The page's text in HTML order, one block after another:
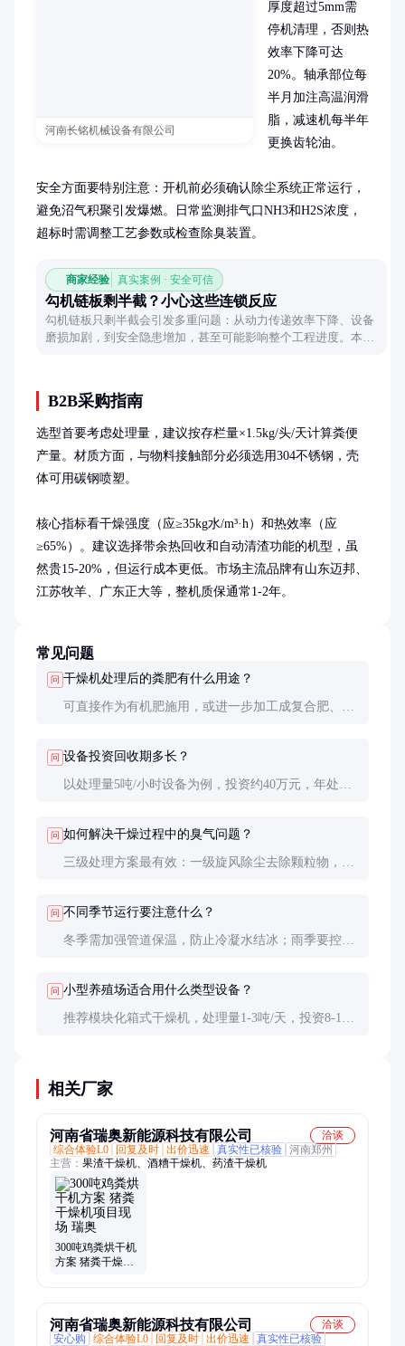
河南长铭机械设备有限公司
厚度超过5mm需
停机清理，否则热
效率下降可达
20%。轴承部位每
半月加注高温润滑
脂，减速机每半年
更换齿轮油。
安全方面要特别注意：开机前必须确认除尘系统正常运行，
避免沼气积聚引发爆燃。日常监测排气口NH3和H2S浓度，
超标时需调整工艺参数或检查除臭装置。
商家经验 真实案例 · 安全可信
勾机链板剩半截？小心这些连锁反应
勾机链板只剩半截会引发多重问题：从动力传递效率下降、设备
磨损加剧，到安全隐患增加，甚至可能影响整个工程进度。本文
B2B采购指南
选型首要考虑处理量，建议按存栏量×1.5kg/头/天计算粪便
产量。材质方面，与物料接触部分必须选用304不锈钢，壳
体可用碳钢喷塑。
核心指标看干燥强度（应≥35kg水/m³·h）和热效率（应
≥65%）。建议选择带余热回收和自动清渣功能的机型，虽
然贵15-20%，但运行成本更低。市场主流品牌有山东迈邦、
江苏牧羊、广东正大等，整机质保通常1-2年。
常见问题
问 干燥机处理后的粪肥有什么用途？
可直接作为有机肥施用，或进一步加工成复合肥、生
问 设备投资回收期多长？
以处理量5吨/小时设备为例，投资约40万元，年处理
问 如何解决干燥过程中的臭气问题？
三级处理方案最有效：一级旋风除尘去除颗粒物，二
问 不同季节运行要注意什么？
冬季需加强管道保温，防止冷凝水结冰；雨季要控制
问 小型养殖场适合用什么类型设备？
推荐模块化箱式干燥机，处理量1-3吨/天，投资8-15
相关厂家
河南省瑞奥新能源科技有限公司
洽谈
综合体验L0
回复及时 出价迅速 真实性已核验 河南郑州
主营： 果渣干燥机、酒糟干燥机、药渣干燥机
300吨鸡粪烘干机
方案 猪粪干燥机
河南省瑞奥新能源科技有限公司
洽谈
安心购
综合体验L0 回复及时 出价迅速
真实性已核验